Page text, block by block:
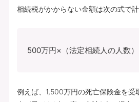
相続税がかからない金額は次の式で計
500万円×（法定相続人の人数）
例えば、1,500万円の死亡保険金を受